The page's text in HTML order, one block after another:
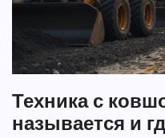
Техника с
называется и